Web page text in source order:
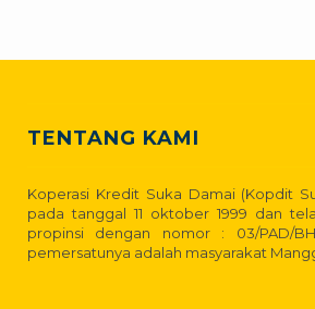
TENTANG KAMI
Koperasi Kredit Suka Damai (Kopdit
pada tanggal 11 oktober 1999 dan
propinsi dengan nomor : 03/PAD/BH/
pemersatunya adalah masyarakat